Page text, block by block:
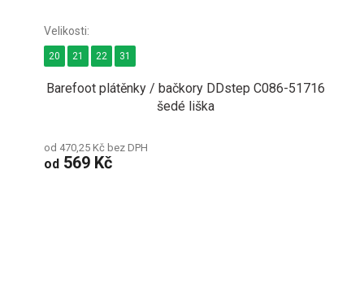
Barefoot plátěnky / bačkory DDstep C086-51716
šedé liška
od 470,25 Kč bez DPH
od 569 Kč
20 21 22 31